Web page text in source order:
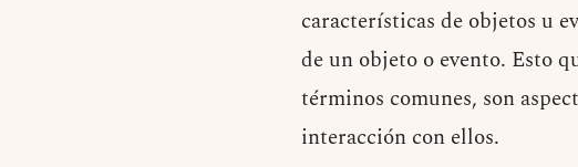
características de objetos u
de un objeto o evento. Esto
términos comunes, son
interacción con ellos.